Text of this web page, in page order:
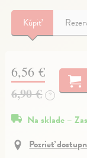
Kúpiť
6,56 €
6,90 € ?
Na sklade –
Pozrieť